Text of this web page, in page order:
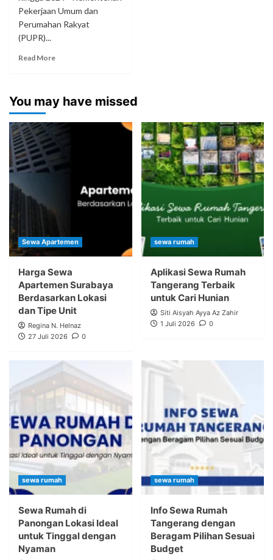
Pekerjaan Umum dan
Perumahan Rakyat
(PUPR)...
Read More
You may have missed
Sewa Apartemen
Harga Sewa
Apartemen Surabaya
Berdasarkan Lokasi
dan Tipe Unit
Regina N. Helnaz
27 Juli 2026
0
sewa rumah
Aplikasi Sewa Rumah
Tangerang Terbaik
untuk Cari Hunian
Siti Aisyah Ayya Az Zahir
1 Juli 2026
0
sewa rumah
Sewa Rumah di
Panongan Lokasi Ideal
untuk Tinggal dengan
Nyaman
sewa rumah
Info Sewa Rumah
Tangerang dengan
Beragam Pilihan Sesuai
Budget